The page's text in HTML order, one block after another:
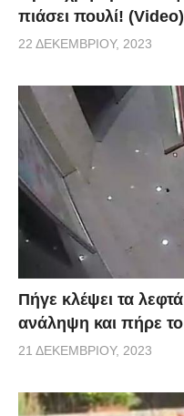
πιάσει πουλί! (Video)
22 ΔΕΚΕΜΒΡΊΟΥ, 2023
Πήγε κλέψει τα
ανάληψη και πήρε
21 ΔΕΚΕΜΒΡΊΟΥ, 2023